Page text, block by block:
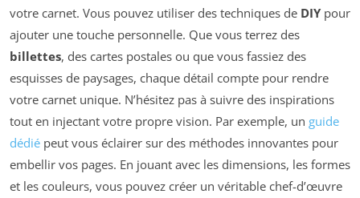
votre carnet. Vous pouvez utiliser des techniques de DIY pour
ajouter une touche personnelle. Que vous terrez des
billettes, des cartes postales ou que vous fassiez des
esquisses de paysages, chaque détail compte pour rendre
votre carnet unique. N’hésitez pas à suivre des inspirations
tout en injectant votre propre vision. Par exemple, un guide
dédié peut vous éclairer sur des méthodes innovantes pour
embellir vos pages. En jouant avec les dimensions, les formes
et les couleurs, vous pouvez créer un véritable chef-d’œuvre